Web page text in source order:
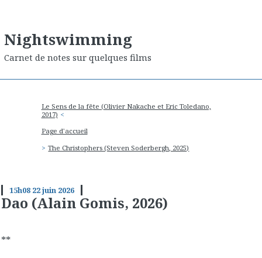
Nightswimming
Carnet de notes sur quelques films
Le Sens de la fête (Olivier Nakache et Eric Toledano,
2017)
Page d'accueil
The Christophers (Steven Soderbergh, 2025)
15h08 22juin 2026
Dao (Alain Gomis, 2026)
**